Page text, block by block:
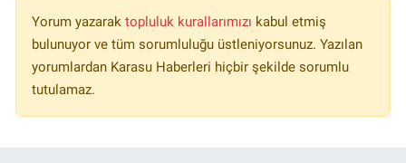
Yorum yazarak topluluk kurallarımızı kabul etmiş
bulunuyor ve tüm sorumluluğu üstleniyorsunuz. Yazılan
yorumlardan Karasu Haberleri hiçbir şekilde sorumlu
tutulamaz.